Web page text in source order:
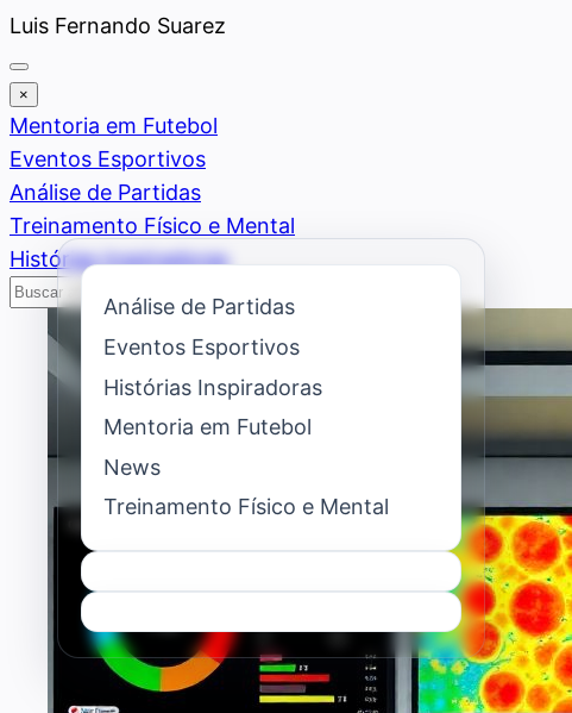
Saltar
al
contenido
Luis Fernando Suarez
×
Mentoria em Futebol
Eventos Esportivos
Análise de Partidas
Treinamento Físico e Mental
Histórias Inspiradoras
Buscar
Análise de Partidas
Eventos Esportivos
Histórias Inspiradoras
Mentoria em Futebol
News
Treinamento Físico e Mental